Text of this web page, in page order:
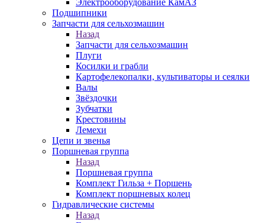
Электрооборудование КамАЗ
Подшипники
Запчасти для сельхозмашин
Назад
Запчасти для сельхозмашин
Плуги
Косилки и грабли
Картофелекопалки, культиваторы и сеялки
Валы
Звёздочки
Зубчатки
Крестовины
Лемехи
Цепи и звенья
Поршневая группа
Назад
Поршневая группа
Комплект Гильза + Поршень
Комплект поршневых колец
Гидравлические системы
Назад